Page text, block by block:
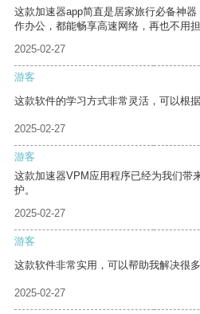
这款加速器app简直是居家旅行必备神
作办公，都能畅享高速网络，再也不用担
2025-02-27
游客
这款软件的学习方式非常灵活，可以根
2025-02-27
游客
这款加速器VPM应用程序已经为我们带
护。
2025-02-27
游客
这款软件非常实用，可以帮助我解决很多
2025-02-27